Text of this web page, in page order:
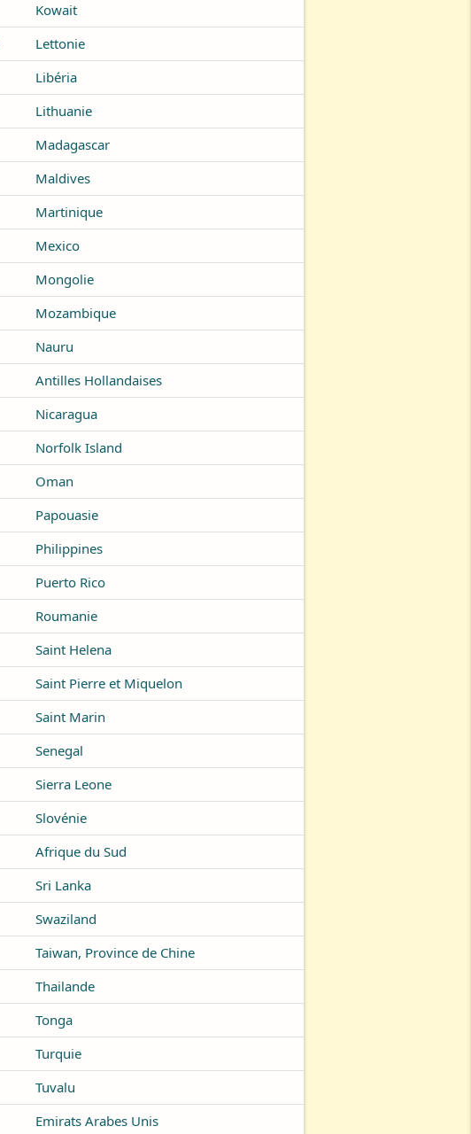
Kowait
Lettonie
Libéria
Lithuanie
Madagascar
Maldives
Martinique
Mexico
Mongolie
Mozambique
Nauru
Antilles Hollandaises
Nicaragua
Norfolk Island
Oman
Papouasie
Philippines
Puerto Rico
Roumanie
Saint Helena
Saint Pierre et Miquelon
Saint Marin
Senegal
Sierra Leone
Slovénie
Afrique du Sud
Sri Lanka
Swaziland
Taiwan, Province de Chine
Thailande
Tonga
Turquie
Tuvalu
Emirats Arabes Unis